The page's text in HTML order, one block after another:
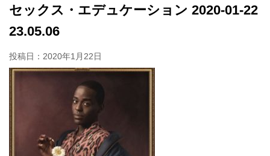
セックス・エデュケーション 2020-01-22
23.05.06
投稿日： 2020年1月22日